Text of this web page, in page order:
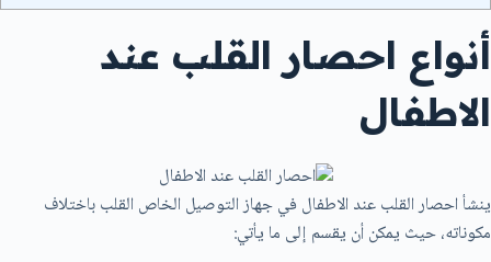
أنواع احصار القلب عند
الاطفال
ينشأ احصار القلب عند الاطفال في جهاز التوصيل الخاص القلب باختلاف
مكوناته، حيث يمكن أن يقسم إلى ما يأتي: